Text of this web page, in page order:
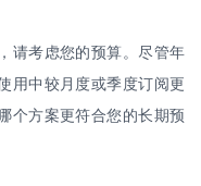
请考虑您的预算。尽管年
用中较月度或季度订阅更
个方案更符合您的长期预